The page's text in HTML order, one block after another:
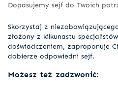
Dopasujemy sejf do Twoich
Skorzystaj z
złożony z kilkunastu
doświadczeniem, zaproponuje
dobierze odpowiedni sejf.
Możesz też zadzwonić: